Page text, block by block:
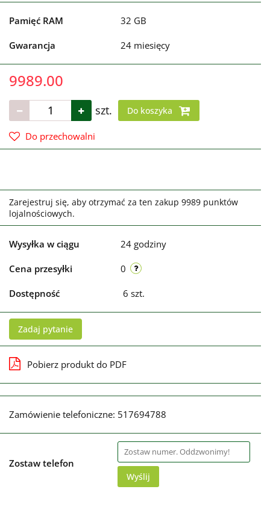
Pamięć RAM 32 GB
Gwarancja 24 miesięcy
9989.00
szt. Do koszyka
Do przechowalni
Zarejestruj się, aby otrzymać za ten zakup 9989 punktów
lojalnościowych.
Wysyłka w ciągu 24 godziny
Cena przesyłki 0
Dostępność 6 szt.
Zadaj pytanie
Pobierz produkt do PDF
Zamówienie telefoniczne: 517694788
Zostaw telefon
Wyślij